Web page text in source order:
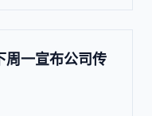
周一宣布公司传